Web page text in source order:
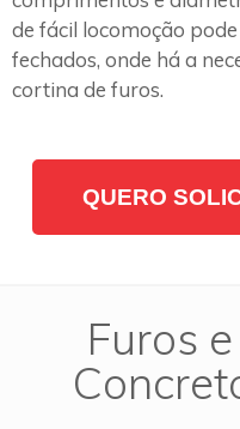
de fácil locomoção
fechados, onde há a
cortina de furos.
QUERO
Furos